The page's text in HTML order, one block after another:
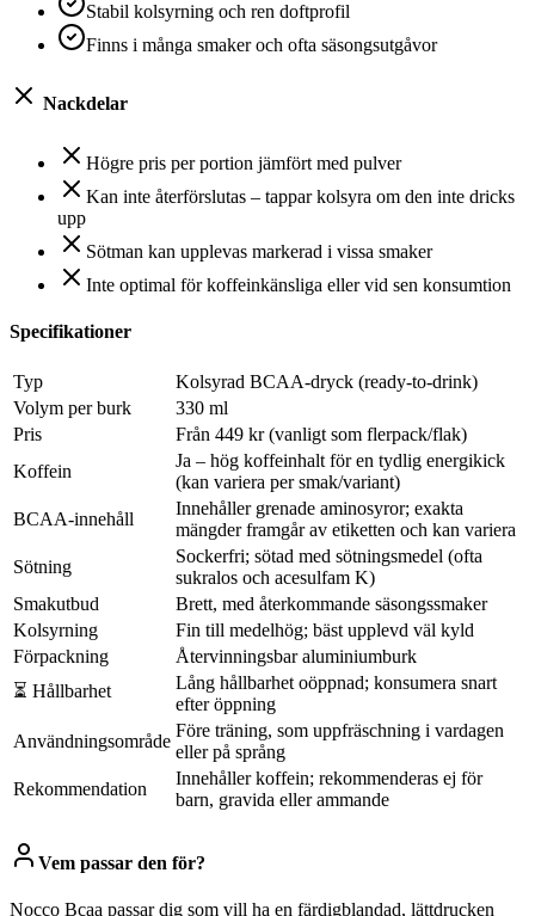
Stabil kolsyrning och ren doftprofil
Finns i många smaker och ofta säsongsutgåvor
Nackdelar
Högre pris per portion jämfört med pulver
Kan inte återförslutas – tappar kolsyra om den inte dricks
upp
Sötman kan upplevas markerad i vissa smaker
Inte optimal för koffeinkänsliga eller vid sen konsumtion
Specifikationer
Typ
Kolsyrad BCAA-dryck (ready-to-drink)
Volym per burk
330 ml
Pris
Från 449 kr (vanligt som flerpack/flak)
Koffein
Ja – hög koffeinhalt för en tydlig energikick
(kan variera per smak/variant)
BCAA-innehåll
Innehåller grenade aminosyror; exakta
mängder framgår av etiketten och kan variera
Sötning
Sockerfri; sötad med sötningsmedel (ofta
sukralos och acesulfam K)
Smakutbud
Brett, med återkommande säsongssmaker
Kolsyrning
Fin till medelhög; bäst upplevd väl kyld
Förpackning
Återvinningsbar aluminiumburk
⏳ Hållbarhet
Lång hållbarhet oöppnad; konsumera snart
efter öppning
Användningsområde
Före träning, som uppfräschning i vardagen
eller på språng
Rekommendation
Innehåller koffein; rekommenderas ej för
barn, gravida eller ammande
Vem passar den för?
Nocco Bcaa passar dig som vill ha en färdigblandad, lättdrucken